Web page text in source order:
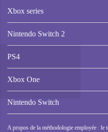
Xbox series
Nintendo Switch 2
PS4
Xbox One
Nintendo Switch
A propos de la méthodologie employée : le